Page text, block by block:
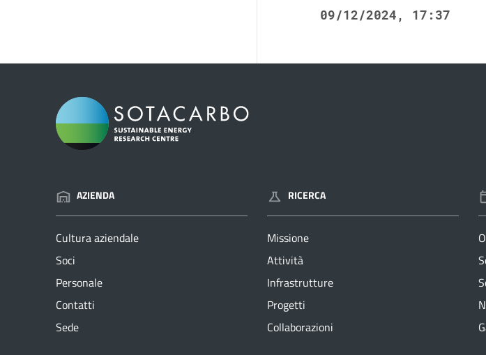
09/12/2024, 17:37
AZIENDA
Cultura aziendale
Soci
Personale
Contatti
Sede
RICERCA
Missione
Attività
Infrastrutture
Progetti
Collaborazioni